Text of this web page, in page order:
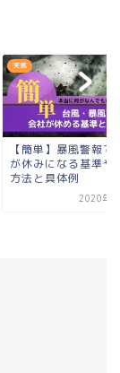
天気
【簡単】暴風警報で
が休みになる基準や
方法と具体例
2020年1